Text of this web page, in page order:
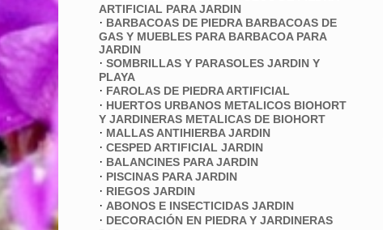
ARTIFICIAL PARA JARDIN
· BARBACOAS DE PIEDRA BARBACOAS DE
GAS Y MUEBLES PARA BARBACOA PARA
JARDIN
· SOMBRILLAS Y PARASOLES JARDIN Y
PLAYA
· FAROLAS DE PIEDRA ARTIFICIAL
· HUERTOS URBANOS METALICOS BIOHORT
Y JARDINERAS METALICAS DE BIOHORT
· MALLAS ANTIHIERBA JARDIN
· CESPED ARTIFICIAL JARDIN
· BALANCINES PARA JARDIN
· PISCINAS PARA JARDIN
· RIEGOS JARDIN
· ABONOS E INSECTICIDAS JARDIN
· DECORACIÓN EN PIEDRA Y JARDINERAS